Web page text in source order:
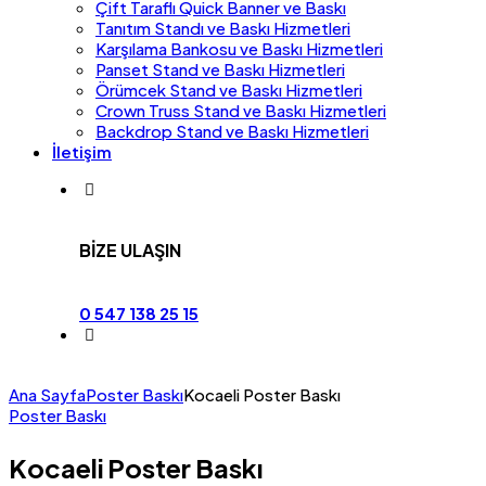
Çift Taraflı Quick Banner ve Baskı
Tanıtım Standı ve Baskı Hizmetleri
Karşılama Bankosu ve Baskı Hizmetleri
Panset Stand ve Baskı Hizmetleri
Örümcek Stand ve Baskı Hizmetleri
Crown Truss Stand ve Baskı Hizmetleri
Backdrop Stand ve Baskı Hizmetleri
İletişim
BİZE ULAŞIN
0 547 138 25 15
Ana SayfaPoster BaskıKocaeli Poster Baskı
Poster Baskı
Kocaeli Poster Baskı